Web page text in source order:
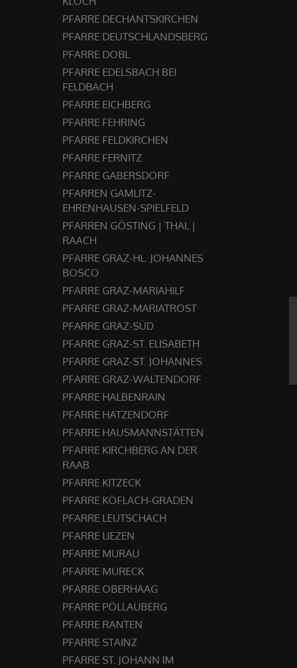
PFARRE DECHANTSKIRCHEN
PFARRE DEUTSCHLANDSBERG
PFARRE DOBL
PFARRE EDELSBACH BEI
FELDBACH
PFARRE EICHBERG
PFARRE FEHRING
PFARRE FELDKIRCHEN
PFARRE FERNITZ
PFARRE GABERSDORF
PFARREN GAMLITZ-
EHRENHAUSEN-SPIELFELD
PFARREN GÖSTING | THAL |
RAACH
PFARRE GRAZ-HL. JOHANNES
BOSCO
PFARRE GRAZ-MARIAHILF
PFARRE GRAZ-MARIATROST
PFARRE GRAZ-SÜD
PFARRE GRAZ-ST. ELISABETH
PFARRE GRAZ-ST. JOHANNES
PFARRE GRAZ-WALTENDORF
PFARRE HALBENRAIN
PFARRE HATZENDORF
PFARRE HAUSMANNSTÄTTEN
PFARRE KIRCHBERG AN DER
RAAB
PFARRE KITZECK
PFARRE KÖFLACH-GRADEN
PFARRE LEUTSCHACH
PFARRE LIEZEN
PFARRE MURAU
PFARRE MURECK
PFARRE OBERHAAG
PFARRE PÖLLAUBERG
PFARRE RANTEN
PFARRE STAINZ
PFARRE ST. JOHANN IM